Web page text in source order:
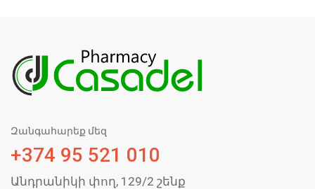
Զանգահարեք մեզ
+374 95 521 010
Անդրանիկի փող, 129/2 շենք